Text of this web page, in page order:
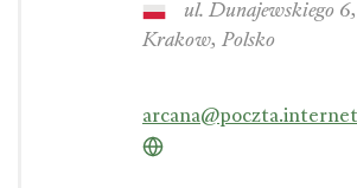
ul. Dunajewskiego
Krakow, Polsko